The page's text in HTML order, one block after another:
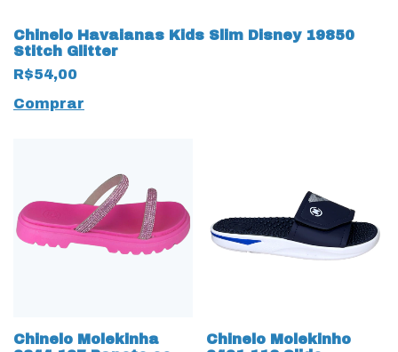
Chinelo Havaianas Kids Slim Disney 19850
Stitch Glitter
R$54,00
Comprar
Chinelo Molekinha
Chinelo Molekinho